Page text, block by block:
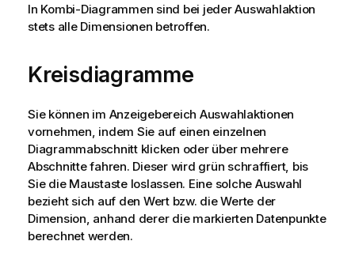
In Kombi-Diagrammen sind bei jeder Auswahlaktion
stets alle Dimensionen betroffen.
Kreisdiagramme
Sie können im Anzeigebereich Auswahlaktionen
vornehmen, indem Sie auf einen einzelnen
Diagrammabschnitt klicken oder über mehrere
Abschnitte fahren. Dieser wird grün schraffiert, bis
Sie die Maustaste loslassen. Eine solche Auswahl
bezieht sich auf den Wert bzw. die Werte der
Dimension, anhand derer die markierten Datenpunkte
berechnet werden.